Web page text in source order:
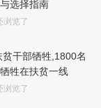
选择指南
浏览了
贫干部牺牲,1800名
牲在扶贫一线
浏览了